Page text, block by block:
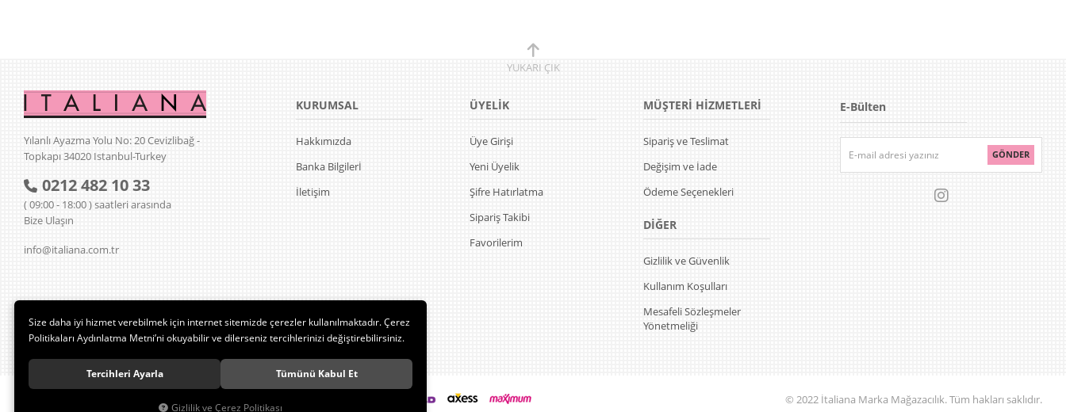
YUKARI ÇIK
Yılanlı Ayazma Yolu No: 20 Cevizlibağ -
Topkapı 34020 Istanbul-Turkey
0212 482 10 33
( 09:00 - 18:00 ) saatleri arasında
Bize Ulaşın
info@italiana.com.tr
KURUMSAL
Hakkımızda
Banka Bilgilerİ
İletişim
ÜYELİK
Üye Girişi
Yeni Üyelik
Şifre Hatırlatma
Sipariş Takibi
Favorilerim
MÜŞTERİ HİZMETLERİ
Sipariş ve Teslimat
Değişim ve İade
Ödeme Seçenekleri
DİĞER
Gizlilik ve Güvenlik
Kullanım Koşulları
Mesafeli Sözleşmeler
Yönetmeliği
E-Bülten
GÖNDER
© 2022 İtaliana Marka Mağazacılık. Tüm hakları saklıdır.
Size daha iyi hizmet verebilmek için internet sitemizde çerezler kullanılmaktadır. Çerez
Politikaları Aydınlatma Metni’ni okuyabilir ve dilerseniz tercihlerinizi değiştirebilirsiniz.
Tercihleri Ayarla Tümünü Kabul Et
Gizlilik ve Çerez Politikası